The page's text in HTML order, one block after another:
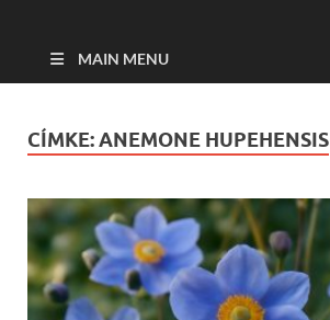
MAIN MENU
CÍMKE:ANEMONE HUPEHENSIS